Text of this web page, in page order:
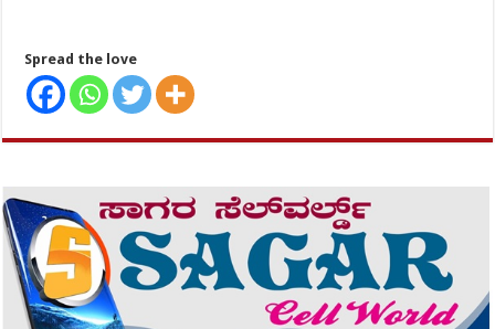
Spread the love